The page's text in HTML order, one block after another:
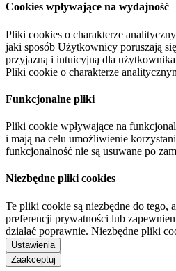
Cookies wpływające na wydajność
Pliki cookies o charakterze
jaki sposób Użytkownicy poruszają
przyjazną i intuicyjną dla
Pliki cookie o charakterze
Funkcjonalne pliki
Pliki cookie wpływające na
i mają na celu umożliwienie
funkcjonalność nie są usuwane po
Niezbędne pliki cookies
Te pliki cookie są niezbędne do tego,
preferencji prywatności lub
działać poprawnie. Niezbędne pliki
Ustawienia
Zaakceptuj